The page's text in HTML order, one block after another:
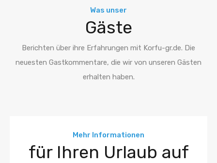
Was unser
Gäste
Berichten über ihre Erfahrungen mit Korfu-gr.de. Die
neuesten Gastkommentare, die wir von unseren Gästen
erhalten haben.
Mehr Informationen
für Ihren Urlaub auf